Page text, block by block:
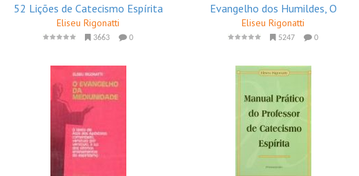
52 Lições de Catecismo Espírita
Eliseu Rigonatti
3663 0
Evangelho dos Humildes, O
Eliseu Rigonatti
5247 0